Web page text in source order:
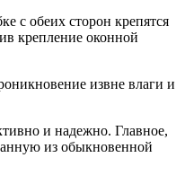
с обеих сторон крепятся
крепление оконной
извне влаги и
и надежно. Главное,
из обыкновенной